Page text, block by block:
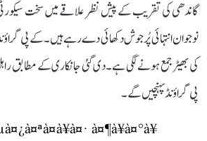
گاندھی کی تقریب کے پیش نظر علاقے میں سخت سیکورٹی کا
نوجوان انتہائی پُرجوش دکھائی دے رہے ہیں۔ کے پی
پی گراؤنڈ پہنچیں گے۔
à¤¶à¥à¤°à¥